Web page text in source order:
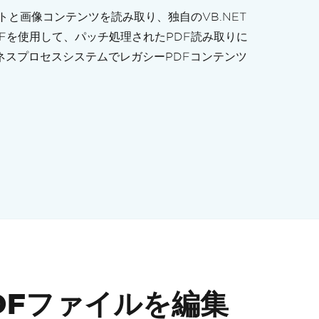
画像コンテンツを読み取り、独自のVB.NET
使用して、パッチ処理されたPDF読み取りに
プロセスシステムでレガシーPDFコンテンツ
ファイルを編集